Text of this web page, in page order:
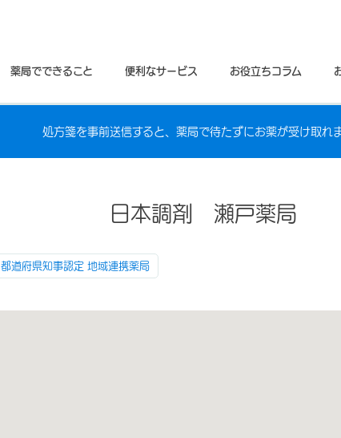
薬局でできること 便利なサービス お役立ちコラム
処方箋を事前送信すると、薬局で待たずにお薬が受け取れま
日本調剤 瀬戸薬局
都道府県知事認定 地域連携薬局